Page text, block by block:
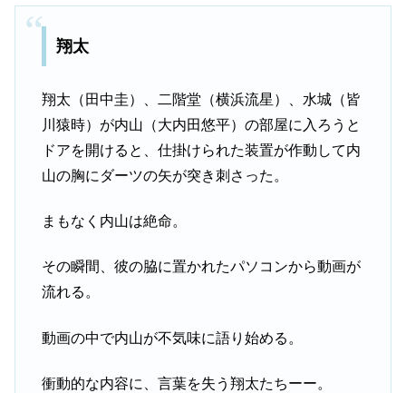
翔太
翔太（田中圭）、二階堂（横浜流星）、水城（皆
川猿時）が内山（大内田悠平）の部屋に入ろうと
ドアを開けると、仕掛けられた装置が作動して内
山の胸にダーツの矢が突き刺さった。
まもなく内山は絶命。
その瞬間、彼の脇に置かれたパソコンから動画が
流れる。
動画の中で内山が不気味に語り始める。
衝動的な内容に、言葉を失う翔太たちーー。